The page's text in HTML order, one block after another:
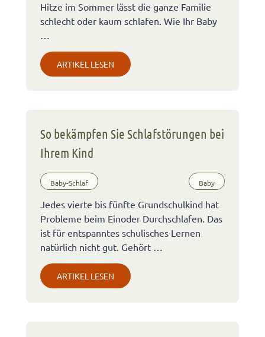
Hitze im Sommer lässt die ganze Familie
schlecht oder kaum schlafen. Wie Ihr Baby
…
ARTIKEL LESEN
So bekämpfen Sie Schlafstörungen bei
Ihrem Kind
Baby-Schlaf Baby
Jedes vierte bis fünfte Grundschulkind hat
Probleme beim Einoder Durchschlafen. Das
ist für entspanntes schulisches Lernen
natürlich nicht gut. Gehört …
ARTIKEL LESEN